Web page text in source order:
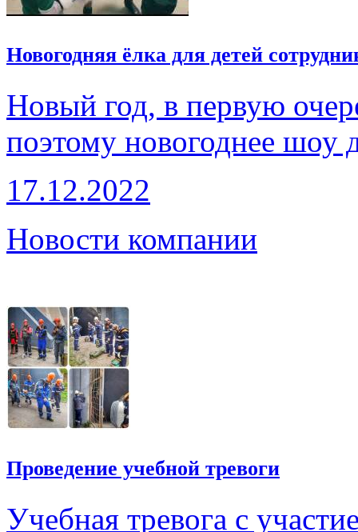
Новогодняя ёлка для детей
Новый год, в первую
поэтому новогоднее шоу
17.12.2022
Новости компании
Проведение учебной тревоги
Учебная тревога с